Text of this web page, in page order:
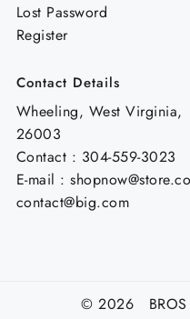
Lost Password
Register
Contact Details
Wheeling, West Virginia,
26003
Contact : 304-559-3023
E-mail :
contact@big.com
© 2026 BROS